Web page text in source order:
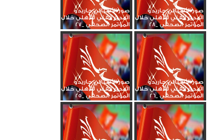
صور الأسباني جاريدو
المدير الفني للأهلي خلال
المؤتمر الصحفي _28
صور الأسباني جاريدو
المدير الفني للأهلي خلال
المؤتمر الصحفي _27
صور الأسباني جاريدو
المدير الفني للأهلي خلال
المؤتمر الصحفي _26
صور الأسباني جاريدو
المدير الفني للأهلي خلال
المؤتمر الصحفي _25